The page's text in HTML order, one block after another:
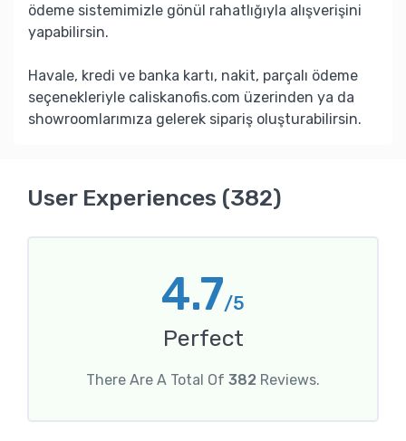
ödeme sistemimizle gönül rahatlığıyla alışverişini
yapabilirsin.
Havale, kredi ve banka kartı, nakit, parçalı ödeme
seçenekleriyle caliskanofis.com üzerinden ya da
showroomlarımıza gelerek sipariş oluşturabilirsin.
User Experiences (382)
4.7/5
Perfect
There Are A Total Of 382 Reviews.